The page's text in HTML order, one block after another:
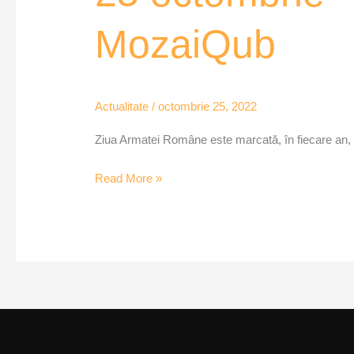
MozaiQub
Actualitate /octombrie 25, 2022
Ziua Armatei Române este marcată, în fiecare
Ziua
–
Read More »